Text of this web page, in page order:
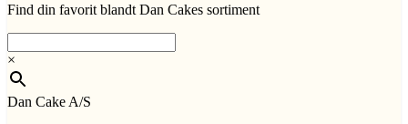
Find din favorit blandt Dan Cakes sortiment
×
Dan Cake A/S